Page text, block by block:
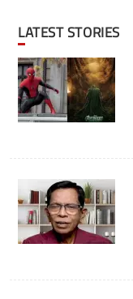
LATEST STORIES